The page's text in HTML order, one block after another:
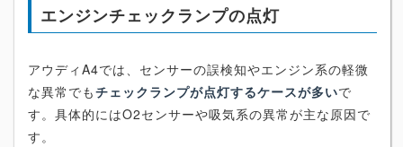
エンジンチェックランプの点灯
アウディA4では、センサーの誤検知やエンジン系の軽微
な異常でもチェックランプが点灯するケースが多いで
す。具体的にはO2センサーや吸気系の異常が主な原因で
す。